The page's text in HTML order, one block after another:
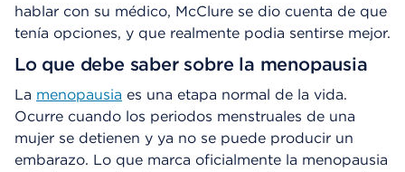
hablar con su médico, McClure se dio cuenta de que
tenía opciones, y que realmente podia sentirse mejor.
Lo que debe saber sobre la menopausia
La menopausia es una etapa normal de la vida.
Ocurre cuando los periodos menstruales de una
mujer se detienen y ya no se puede producir un
embarazo. Lo que marca oficialmente la menopausia